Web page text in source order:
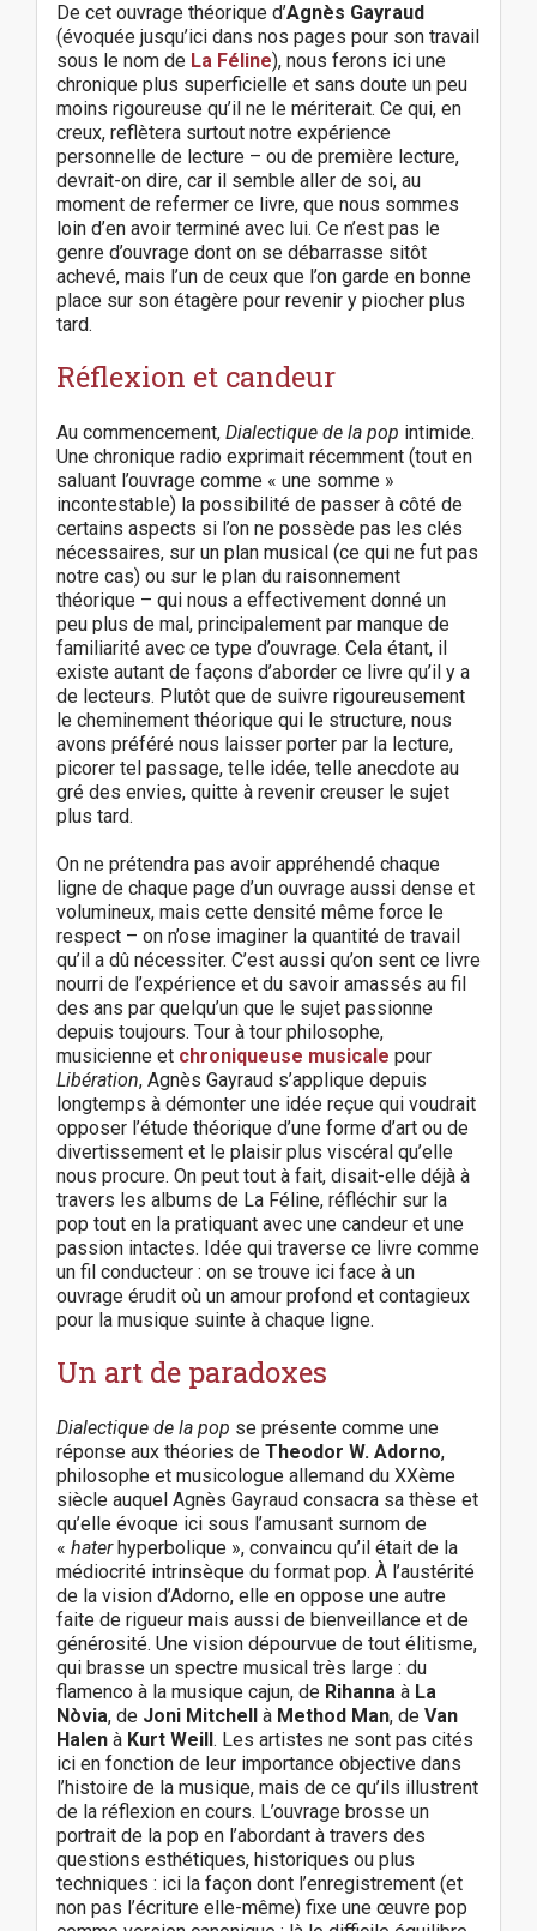
De cet ouvrage théorique d’Agnès Gayraud
(évoquée jusqu’ici dans nos pages pour son travail
sous le nom de La Féline), nous ferons ici une
chronique plus superficielle et sans doute un peu
moins rigoureuse qu’il ne le mériterait. Ce qui, en
creux, reflètera surtout notre expérience
personnelle de lecture – ou de première lecture,
devrait-on dire, car il semble aller de soi, au
moment de refermer ce livre, que nous sommes
loin d’en avoir terminé avec lui. Ce n’est pas le
genre d’ouvrage dont on se débarrasse sitôt
achevé, mais l’un de ceux que l’on garde en bonne
place sur son étagère pour revenir y piocher plus
tard.
Réflexion et candeur
Au commencement, Dialectique de la pop intimide.
Une chronique radio exprimait récemment (tout en
saluant l’ouvrage comme « une somme »
incontestable) la possibilité de passer à côté de
certains aspects si l’on ne possède pas les clés
nécessaires, sur un plan musical (ce qui ne fut pas
notre cas) ou sur le plan du raisonnement
théorique – qui nous a effectivement donné un
peu plus de mal, principalement par manque de
familiarité avec ce type d’ouvrage. Cela étant, il
existe autant de façons d’aborder ce livre qu’il y a
de lecteurs. Plutôt que de suivre rigoureusement
le cheminement théorique qui le structure, nous
avons préféré nous laisser porter par la lecture,
picorer tel passage, telle idée, telle anecdote au
gré des envies, quitte à revenir creuser le sujet
plus tard.
On ne prétendra pas avoir appréhendé chaque
ligne de chaque page d’un ouvrage aussi dense et
volumineux, mais cette densité même force le
respect – on n’ose imaginer la quantité de travail
qu’il a dû nécessiter. C’est aussi qu’on sent ce livre
nourri de l’expérience et du savoir amassés au fil
des ans par quelqu’un que le sujet passionne
depuis toujours. Tour à tour philosophe,
musicienne et chroniqueuse musicale pour
Libération, Agnès Gayraud s’applique depuis
longtemps à démonter une idée reçue qui voudrait
opposer l’étude théorique d’une forme d’art ou de
divertissement et le plaisir plus viscéral qu’elle
nous procure. On peut tout à fait, disait-elle déjà à
travers les albums de La Féline, réfléchir sur la
pop tout en la pratiquant avec une candeur et une
passion intactes. Idée qui traverse ce livre comme
un fil conducteur : on se trouve ici face à un
ouvrage érudit où un amour profond et contagieux
pour la musique suinte à chaque ligne.
Un art de paradoxes
Dialectique de la pop se présente comme une
réponse aux théories de Theodor W. Adorno,
philosophe et musicologue allemand du XXème
siècle auquel Agnès Gayraud consacra sa thèse et
qu’elle évoque ici sous l’amusant surnom de
« haterhyperbolique », convaincu qu’il était de la
médiocrité intrinsèque du format pop. À l’austérité
de la vision d’Adorno, elle en oppose une autre
faite de rigueur mais aussi de bienveillance et de
générosité. Une vision dépourvue de tout élitisme,
qui brasse un spectre musical très large : du
flamenco à la musique cajun, de Rihanna à La
Nòvia, de Joni Mitchell à Method Man, de Van
Halen à Kurt Weill . Les artistes ne sont pas cités
ici en fonction de leur importance objective dans
l’histoire de la musique, mais de ce qu’ils illustrent
de la réflexion en cours. L’ouvrage brosse un
portrait de la pop en l’abordant à travers des
questions esthétiques, historiques ou plus
techniques : ici la façon dont l’enregistrement (et
non pas l’écriture elle-même) fixe une œuvre pop